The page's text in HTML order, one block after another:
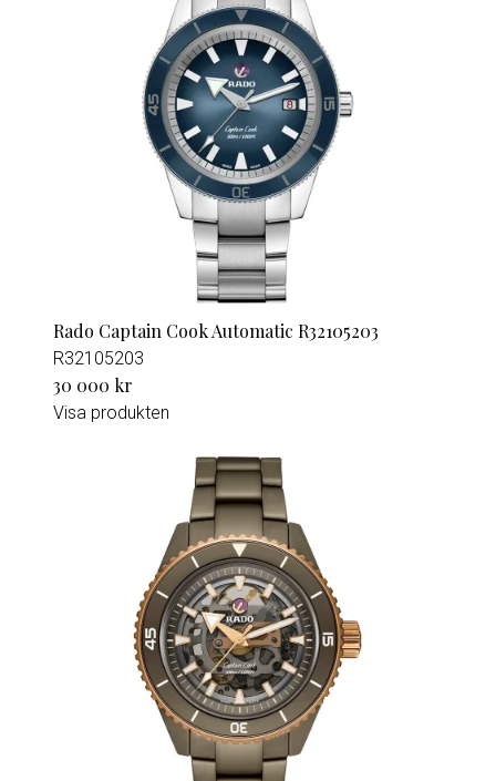
Rado Captain Cook Automatic R32105203
R32105203
30 000 kr
Visa produkten